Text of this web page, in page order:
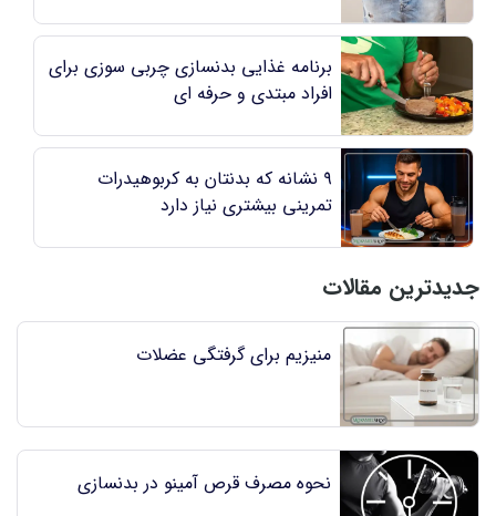
برنامه غذایی بدنسازی چربی سوزی برای
افراد مبتدی و حرفه ای
۹ نشانه که بدنتان به کربوهیدرات
تمرینی بیشتری نیاز دارد
جدیدترین مقالات
منیزیم برای گرفتگی عضلات
نحوه مصرف قرص آمینو در بدنسازی